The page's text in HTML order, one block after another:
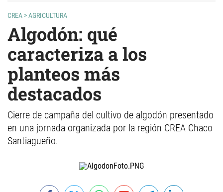
CREA >AGRICULTURA
Algodón: qué
caracteriza a los
planteos más
destacados
Cierre de campaña del cultivo de algodón presentado
en una jornada organizada por la región CREA Chaco
Santiagueño.